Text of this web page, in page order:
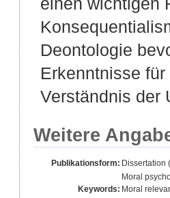
Deontologie
Erkenntnisse
Verständnis der
Weitere
Publikationsform: Dissertation
Keywords:
Moral
Moral